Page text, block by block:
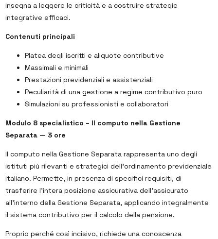
insegna a leggere le criticità e a costruire strategie
integrative efficaci.
Contenuti principali
Platea degli iscritti e aliquote contributive
Massimali e minimali
Prestazioni previdenziali e assistenziali
Peculiarità di una gestione a regime contributivo puro
Simulazioni su professionisti e collaboratori
Modulo 8 specialistico – Il computo nella Gestione
Separata — 3 ore
Il computo nella Gestione Separata rappresenta uno degli
istituti più rilevanti e strategici dell’ordinamento previdenziale
italiano. Permette, in presenza di specifici requisiti, di
trasferire l’intera posizione assicurativa dell’assicurato
all’interno della Gestione Separata, applicando integralmente
il sistema contributivo per il calcolo della pensione.
Proprio perché così incisivo, richiede una conoscenza